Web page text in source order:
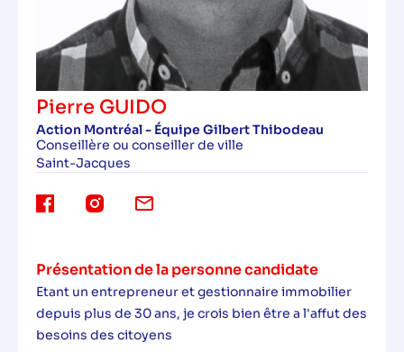
Pierre GUIDO
Action Montréal - Équipe Gilbert Thibodeau
Conseillère ou conseiller de ville
Saint-Jacques
Présentation de la personne candidate
Etant un entrepreneur et gestionnaire immobilier
depuis plus de 30 ans, je crois bien être a l'affut des
besoins des citoyens